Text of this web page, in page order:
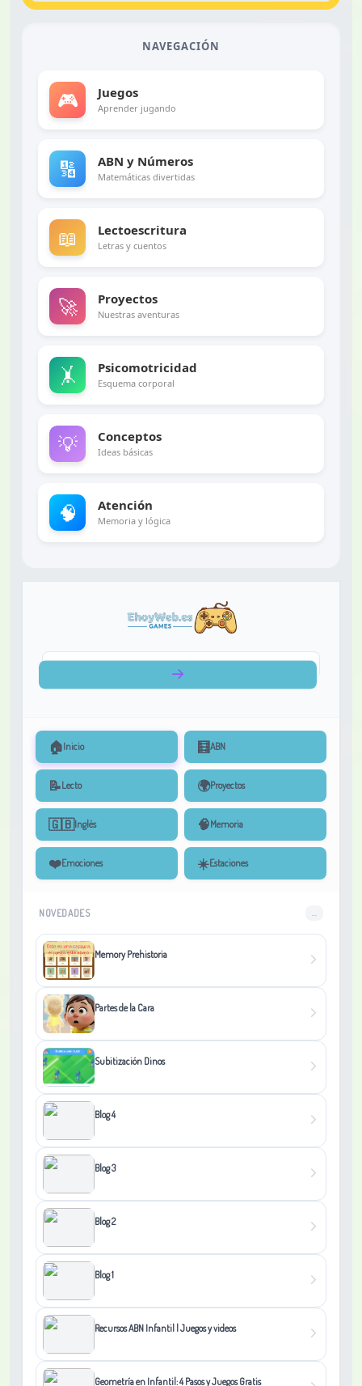
NAVEGACIÓN
🎮 Juegos
Aprender jugando
🔢 ABN y Números
Matemáticas divertidas
📖 Lectoescritura
Letras y cuentos
🚀 Proyectos
Nuestras aventuras
🤸 Psicomotricidad
Esquema corporal
💡 Conceptos
Ideas básicas
🧠 Atención
Memoria y lógica
🏠Inicio 🧮ABN
📝Lecto 🌍Proyectos
🇬🇧Inglés 🧠Memoria
❤️Emociones ☀️Estaciones
NOVEDADES
Memory Prehistoria
Partes de la Cara
Subitización Dinos
Blog 4
Blog 3
Blog 2
Blog 1
Recursos ABN Infantil | Juegos y videos
Geometría en Infantil: 4 Pasos y Juegos Gratis